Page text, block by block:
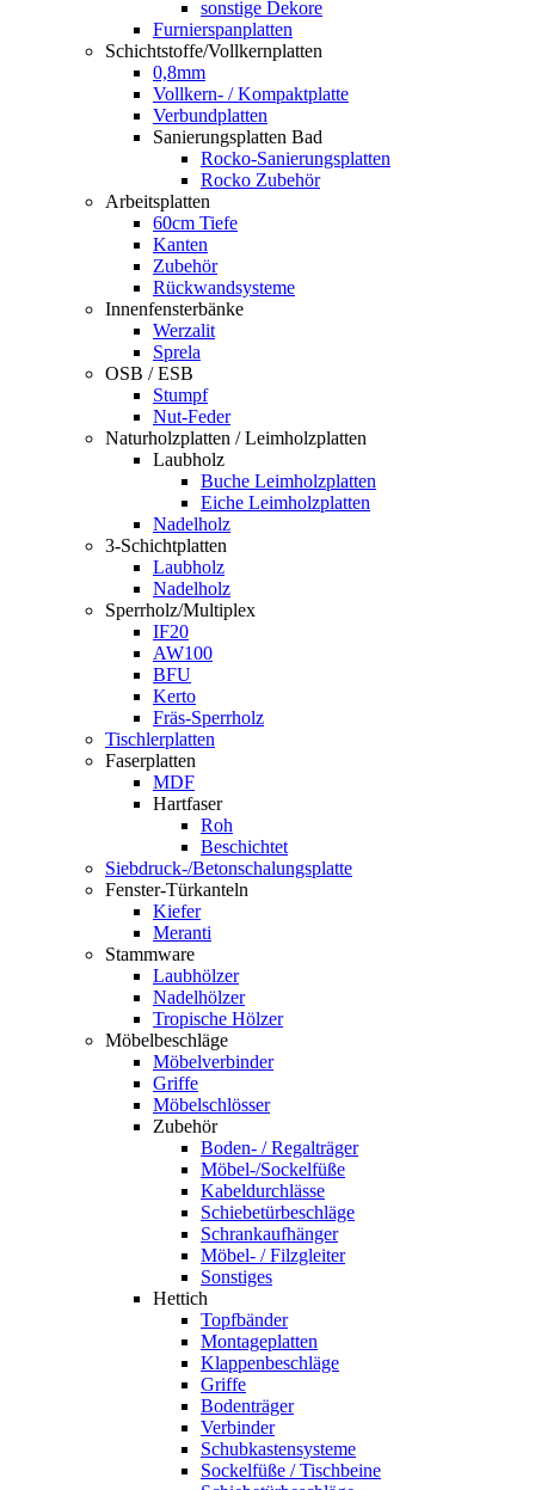
sonstige Dekore
Furnierspanplatten
Schichtstoffe/Vollkernplatten
0,8mm
Vollkern- / Kompaktplatte
Verbundplatten
Sanierungsplatten Bad
Rocko-Sanierungsplatten
Rocko Zubehör
Arbeitsplatten
60cm Tiefe
Kanten
Zubehör
Rückwandsysteme
Innenfensterbänke
Werzalit
Sprela
OSB / ESB
Stumpf
Nut-Feder
Naturholzplatten / Leimholzplatten
Laubholz
Buche Leimholzplatten
Eiche Leimholzplatten
Nadelholz
3-Schichtplatten
Laubholz
Nadelholz
Sperrholz/Multiplex
IF20
AW100
BFU
Kerto
Fräs-Sperrholz
Tischlerplatten
Faserplatten
MDF
Hartfaser
Roh
Beschichtet
Siebdruck-/Betonschalungsplatte
Fenster-Türkanteln
Kiefer
Meranti
Stammware
Laubhölzer
Nadelhölzer
Tropische Hölzer
Möbelbeschläge
Möbelverbinder
Griffe
Möbelschlösser
Zubehör
Boden- / Regalträger
Möbel-/Sockelfüße
Kabeldurchlässe
Schiebetürbeschläge
Schrankaufhänger
Möbel- / Filzgleiter
Sonstiges
Hettich
Topfbänder
Montageplatten
Klappenbeschläge
Griffe
Bodenträger
Verbinder
Schubkastensysteme
Sockelfüße / Tischbeine